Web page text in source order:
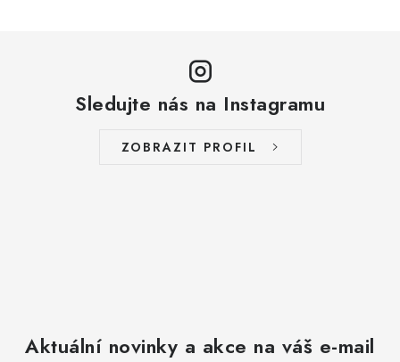
Sledujte nás na Instagramu
ZOBRAZIT PROFIL
Aktuální novinky a akce na váš e-mail